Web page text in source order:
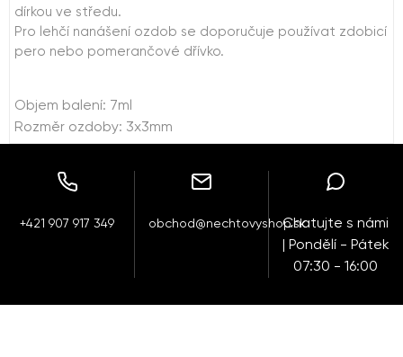
dírkou ve středu.
Pro lehčí nanášení ozdob se doporučuje používat zdobicí
pero nebo pomerančové dřívko.
Objem balení: 7ml
Rozměr ozdoby: 3x3mm
+421 907 917 349 obchod@nechtovyshop.skChatujte s námi
| Pondělí - Pátek
07:30 - 16:00